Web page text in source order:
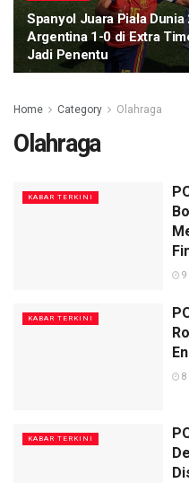
Spanyol Juara Piala
Argentina 1-0 di Extra
Jadi Penentu
Home Category Olahraga
Olahraga
KABAR TERKINI
9
KABAR TERKINI
8
KABAR TERKINI